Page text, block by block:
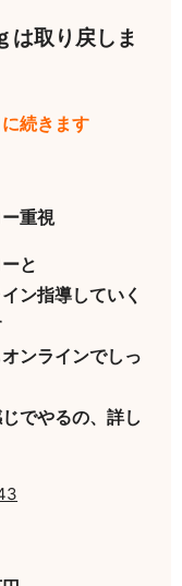
は取り戻しま
続きます
重視
と
ン指導していく
ンラインでしっ
でやるの、詳し